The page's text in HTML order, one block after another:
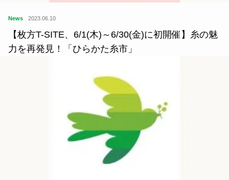
News 2023.06.10
【枚方T-SITE、6/1(木)～6/30(金)に初開催】糸の魅
力を再発見！「ひらかた糸市」